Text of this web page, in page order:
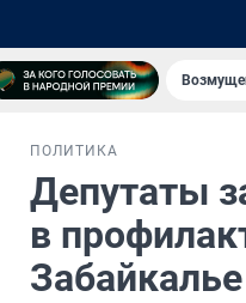
ПОЛИТИКА
Депутаты
в
Забайкалье